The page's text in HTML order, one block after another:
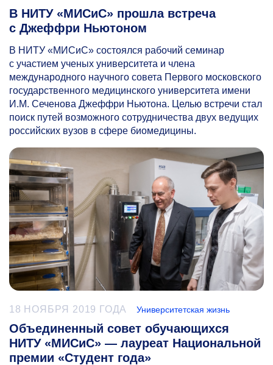
В НИТУ «МИСиС» прошла встреча
с Джеффри Ньютоном
В НИТУ «МИСиС» состоялся рабочий семинар
с участием ученых университета и члена
международного научного совета Первого московского
государственного медицинского университета имени
И.М. Сеченова Джеффри Ньютона. Целью встречи стал
поиск путей возможного сотрудничества двух ведущих
российских вузов в сфере биомедицины.
18 НОЯБРЯ 2019 ГОДА Университетская жизнь
Объединенный совет обучающихся
НИТУ «МИСиС» — лауреат Национальной
премии «Студент года»